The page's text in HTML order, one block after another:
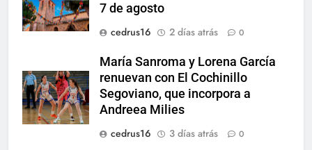
7 de agosto
cedrus16
2 días atrás 0
María Sanroma y Lorena García
renuevan con El Cochinillo
Segoviano, que incorpora a
Andreea Milies
cedrus16
3 días atrás 0